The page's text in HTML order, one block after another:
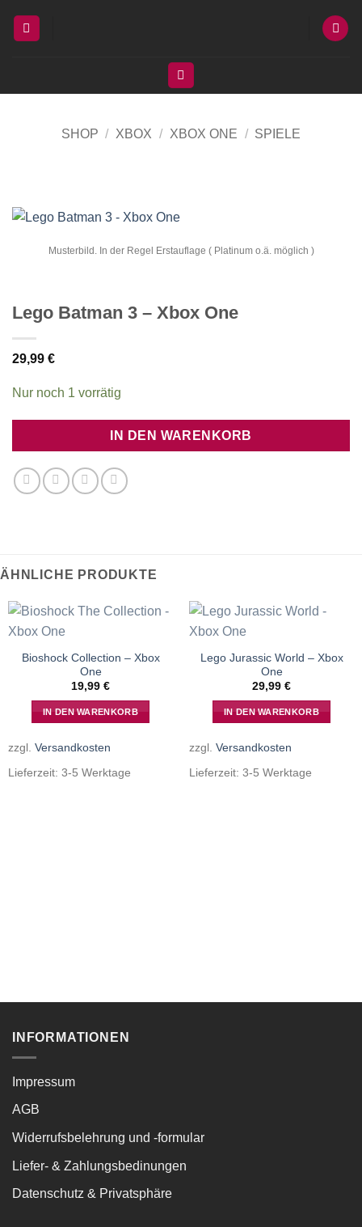
Inhalt
SHOP / XBOX / XBOX ONE / SPIELE
Musterbild. In der Regel Erstauflage ( Platinum o.ä. möglich )
Lego Batman 3 – Xbox One
29,99 €
Nur noch 1 vorrätig
IN DEN WARENKORB
ÄHNLICHE PRODUKTE
Bioshock Collection – Xbox
One
19,99 €
IN DEN WARENKORB
zzgl. Versandkosten
Lieferzeit: 3-5 Werktage
Lego Jurassic World – Xbox
One
29,99 €
IN DEN WARENKORB
zzgl. Versandkosten
Lieferzeit: 3-5 Werktage
INFORMATIONEN
Impressum
AGB
Widerrufsbelehrung und -formular
Liefer- & Zahlungsbedinungen
Datenschutz & Privatsphäre